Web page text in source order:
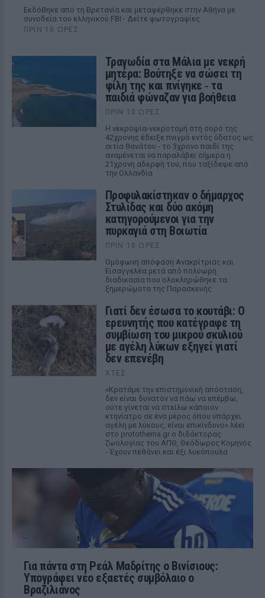
Εκδόθηκε από τη Βρετανία και μεταφέρθηκε στην Αθήνα με
συνοδεία του ελληνικού FBI - Δείτε φωτογραφίες
ΠΡΙΝ 10 ΏΡΕΣ
Τραγωδία στα Μάλια με νεκρή
μητέρα: Βούτηξε να σώσει τη
φίλη της και πνίγηκε ‑ τα
παιδιά φώναζαν για βοήθεια
ΠΡΙΝ 10 ΏΡΕΣ
Η νεκροψία-νεκροτομή στη σορό της
42χρονης έδειξε πνιγμό εντός ύδατος ως
αιτία θανάτου - το 3χρονο παιδί της
αναμένεται να παραλάβει σήμερα η
21χρονη αδερφή του, που ταξίδεψε από
την Ολλανδία
Προφυλακίστηκαν ο δήμαρχος
Στυλίδας και δύο ακόμη
κατηγορούμενοι για την
πυρκαγιά στη Βοιωτία
ΠΡΙΝ 10 ΏΡΕΣ
Ομόφωνη απόφαση Ανακρίτριας και
Εισαγγελέα μετά από πολύωρη
διαδικασία που ολοκληρώθηκε τα
ξημερώματα της Παρασκευής
Γιατί δεν έσωσα το κουτάβι: Ο
ερευνητής που κατέγραφε τη
συμβίωση του μικρού σκυλιού
με αγέλη λύκων εξηγεί γιατί
δεν επενέβη
ΧΤΕΣ
«Κρατάμε την επιστημονική απόσταση,
δεν είναι δυνατόν να πάω να επέμβω,
ούτε γίνεται να στείλω κάποιον
κτηνίατρο σε ένα μέρος όπου υπάρχει
αγέλη με λύκους, είναι επικίνδυνο» λέει
στο protothema.gr ο διδάκτορας
ζωολογίας του ΑΠΘ, Θεόδωρος Κομηνός
- Έχουν πεθάνει και έξι λυκόπουλα
Για πάντα στη Ρεάλ Μαδρίτης ο Βινίσιους:
Υπογράφει νέο εξαετές συμβόλαιο ο
Βραζιλιάνος